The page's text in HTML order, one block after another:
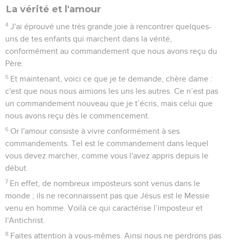
La vérité et l'amour
4 J'ai éprouvé une très grande joie à rencontrer quelques-
uns de tes enfants qui marchent dans la vérité,
conformément au commandement que nous avons reçu du
Père.
5 Et maintenant, voici ce que je te demande, chère dame :
c'est que nous nous aimions les uns les autres. Ce n’est pas
un commandement nouveau que je t’écris, mais celui que
nous avons reçu dès le commencement.
6 Or l'amour consiste à vivre conformément à ses
commandements. Tel est le commandement dans lequel
vous devez marcher, comme vous l'avez appris depuis le
début.
7 En effet, de nombreux imposteurs sont venus dans le
monde ; ils ne reconnaissent pas que Jésus est le Messie
venu en homme. Voilà ce qui caractérise l’imposteur et
l'Antichrist.
8 Faites attention à vous-mêmes. Ainsi nous ne perdrons pas